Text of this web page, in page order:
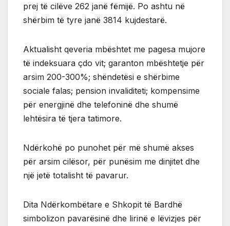
prej të cilëve 262 janë fëmijë. Po ashtu në
shërbim të tyre janë 3814 kujdestarë.
Aktualisht qeveria mbështet me pagesa mujore
të indeksuara çdo vit; garanton mbështetje për
arsim 200-300%; shëndetësi e shërbime
sociale falas; pension invaliditeti; kompensime
për energjinë dhe telefoninë dhe shumë
lehtësira të tjera tatimore.
Ndërkohë po punohet për më shumë akses
për arsim cilësor, për punësim me dinjitet dhe
një jetë totalisht të pavarur.
Dita Ndërkombëtare e Shkopit të Bardhë
simbolizon pavarësinë dhe lirinë e lëvizjes për